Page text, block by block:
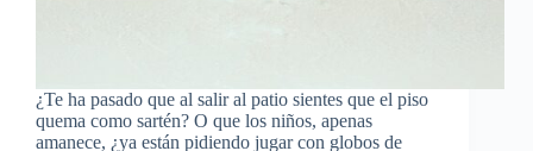
¿Te ha pasado que al salir al patio sientes que el piso
quema como sartén? O que los niños, apenas
amanece, ¿ya están pidiendo jugar con globos de